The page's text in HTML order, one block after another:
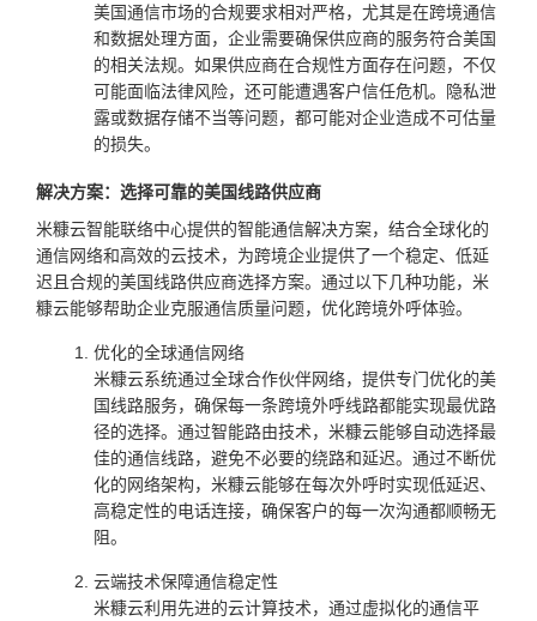
美国通信市场的合规要求相对严格，尤其是在跨境通信
和数据处理方面，企业需要确保供应商的服务符合美国
的相关法规。如果供应商在合规性方面存在问题，不仅
可能面临法律风险，还可能遭遇客户信任危机。隐私泄
露或数据存储不当等问题，都可能对企业造成不可估量
的损失。
解决方案：选择可靠的美国线路供应商
米糠云智能联络中心提供的智能通信解决方案，结合全球化的
通信网络和高效的云技术，为跨境企业提供了一个稳定、低延
迟且合规的美国线路供应商选择方案。通过以下几种功能，米
糠云能够帮助企业克服通信质量问题，优化跨境外呼体验。
优化的全球通信网络
米糠云系统通过全球合作伙伴网络，提供专门优化的美
国线路服务，确保每一条跨境外呼线路都能实现最优路
径的选择。通过智能路由技术，米糠云能够自动选择最
佳的通信线路，避免不必要的绕路和延迟。通过不断优
化的网络架构，米糠云能够在每次外呼时实现低延迟、
高稳定性的电话连接，确保客户的每一次沟通都顺畅无
阻。
云端技术保障通信稳定性
米糠云利用先进的云计算技术，通过虚拟化的通信平